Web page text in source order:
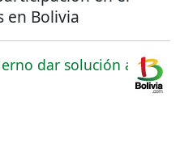
en Bolivia